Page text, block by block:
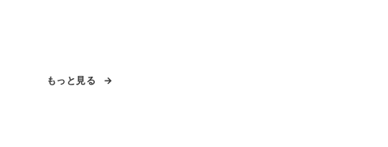
もっと見る